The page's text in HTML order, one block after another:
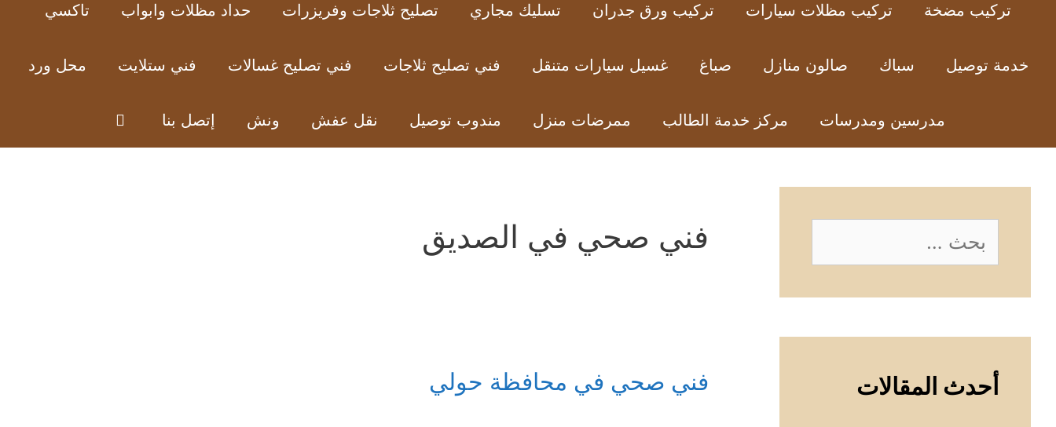
تركيب مضخة تركيب مظلات سيارات تركيب ورق جدران تسليك مجاري تصليح ثلاجات وفريزرات حداد مظلات وابواب تاكسي
خدمة توصيل سباك صالون منازل صباغ غسيل سيارات متنقل فني تصليح ثلاجات فني تصليح غسالات فني ستلايت محل ورد
مدرسين ومدرسات مركز خدمة الطالب ممرضات منزل مندوب توصيل نقل عفش ونش إتصل بنا
فني صحي في الصديق
فني صحي في محافظة حولي
البحث
عن:
أحدث المقالات